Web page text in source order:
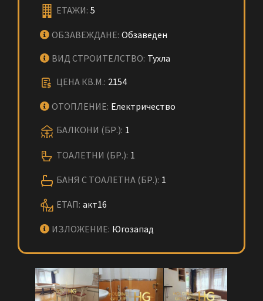
ЕТАЖИ: 5
ОБЗАВЕЖДАНЕ: Обзаведен
ВИД СТРОИТЕЛСТВО: Тухла
ЦЕНА КВ.М.: 2154
ОТОПЛЕНИЕ: Електричество
БАЛКОНИ (БР.): 1
ТОАЛЕТНИ (БР.): 1
БАНЯ С ТОАЛЕТНА (БР.): 1
ЕТАП: акт16
ИЗЛОЖЕНИЕ: Югозапад